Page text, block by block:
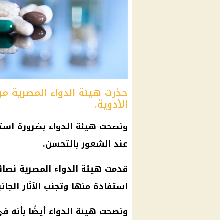
حذرت هيئة الدواء
الأدوية.
ونصحت هيئة الدواء بضرورة
عند الشعور بالتحسن.
قدمت هيئة الدواء المصرية
استفادة منها وتجنب الآثار
ونصحت هيئة الدواء أيضًا بأنه